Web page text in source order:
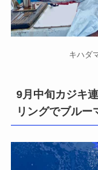
キハダ
9月中旬カジキ
リングでブルー